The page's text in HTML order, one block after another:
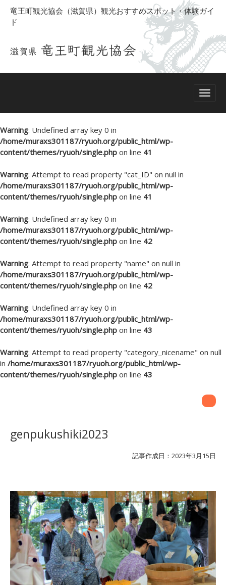
竜王町観光協会（滋賀県）観光おすすめスポット・体験ガイ
ド
Warning: Undefined array key 0 in
/home/muraxs301187/ryuoh.org/public_html/wp-
content/themes/ryuoh/single.php on line 41
Warning: Attempt to read property "cat_ID" on null in
/home/muraxs301187/ryuoh.org/public_html/wp-
content/themes/ryuoh/single.php on line 41
Warning: Undefined array key 0 in
/home/muraxs301187/ryuoh.org/public_html/wp-
content/themes/ryuoh/single.php on line 42
Warning: Attempt to read property "name" on null in
/home/muraxs301187/ryuoh.org/public_html/wp-
content/themes/ryuoh/single.php on line 42
Warning: Undefined array key 0 in
/home/muraxs301187/ryuoh.org/public_html/wp-
content/themes/ryuoh/single.php on line 43
Warning: Attempt to read property "category_nicename" on null
in /home/muraxs301187/ryuoh.org/public_html/wp-
content/themes/ryuoh/single.php on line 43
genpukushiki2023
記事作成日：2023年3月15日